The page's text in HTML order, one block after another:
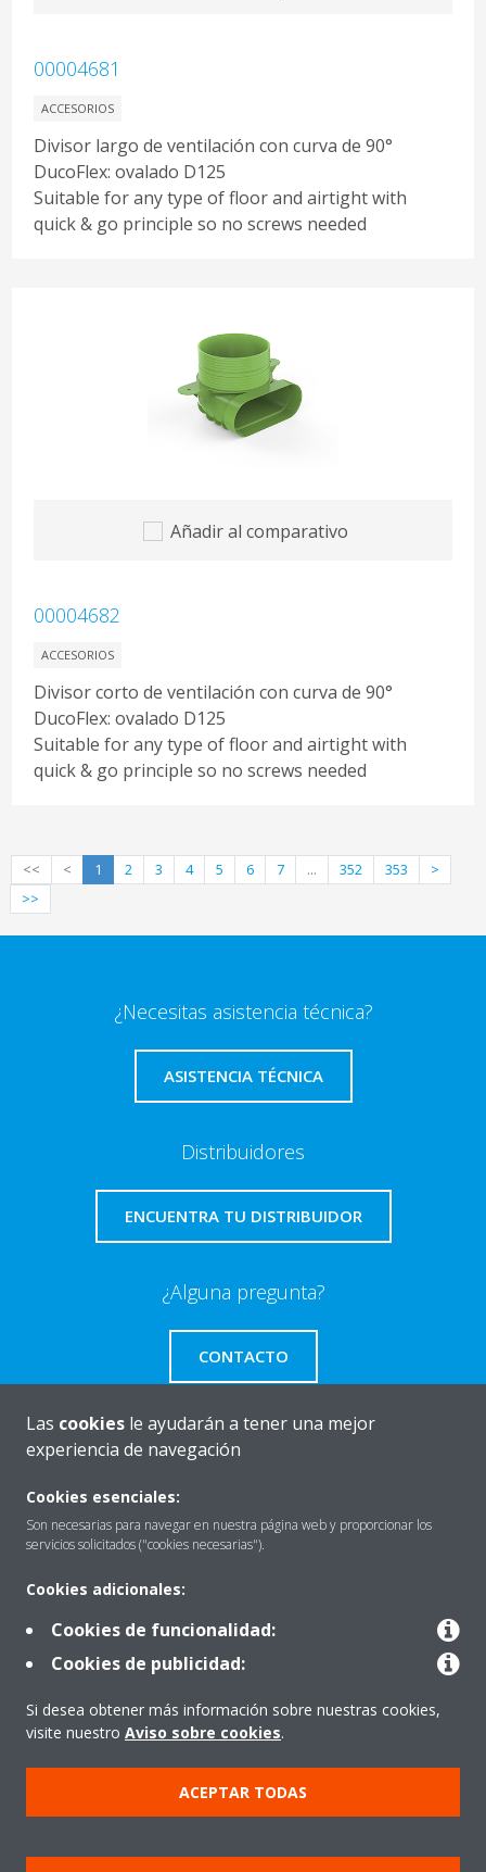
00004681
ACCESORIOS
Divisor largo de ventilación con curva de 90°
DucoFlex: ovalado D125
Suitable for any type of floor and airtight with
quick & go principle so no screws needed
Añadir al comparativo
00004682
ACCESORIOS
Divisor corto de ventilación con curva de 90°
DucoFlex: ovalado D125
Suitable for any type of floor and airtight with
quick & go principle so no screws needed
<< < 1 2 3 4 5 6 7 ... 352 353
>
>>
¿Necesitas asistencia técnica?
ASISTENCIA TÉCNICA
Distribuidores
ENCUENTRA TU DISTRIBUIDOR
¿Alguna pregunta?
CONTACTO
Quiénes somos
Contactar con Daikin
Nuestros Productos
Copyright © Daikin
Aviso Legal
Cookies Política de Protección de Datos
Las cookies le ayudarán a tener una mejor
experiencia de navegación
Cookies esenciales:
Son necesarias para navegar en nuestra página web y proporcionar los
servicios solicitados ("cookies necesarias").
Cookies adicionales:
Cookies de funcionalidad:
Cookies de publicidad:
Si desea obtener más información sobre nuestras cookies,
visite nuestro Aviso sobre cookies.
ACEPTAR TODAS